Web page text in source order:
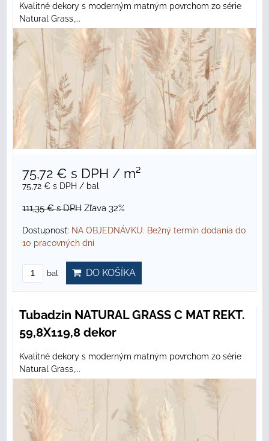
Kvalitné dekory s moderným matným povrchom zo série
Natural Grass,...
75,72 € s DPH / m²
75,72 € s DPH / bal
111,35 €s DPH Zľava 32%
Dostupnosť: NA OBJEDNÁVKU. Bežný termín dodania do
10 pracovných dní
bal DO KOŠÍKA
Tubadzin NATURAL GRASS C MAT REKT.
59,8X119,8 dekor
Kvalitné dekory s moderným matným povrchom zo série
Natural Grass,...